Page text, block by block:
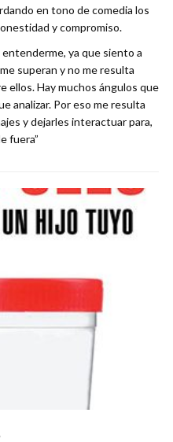
en tono de comedia los
y compromiso.
ya que siento a
superan y no me resulta
ellos. Hay muchos ángulos que
analizar. Por eso me resulta
y dejarles interactuar para,
fuera”